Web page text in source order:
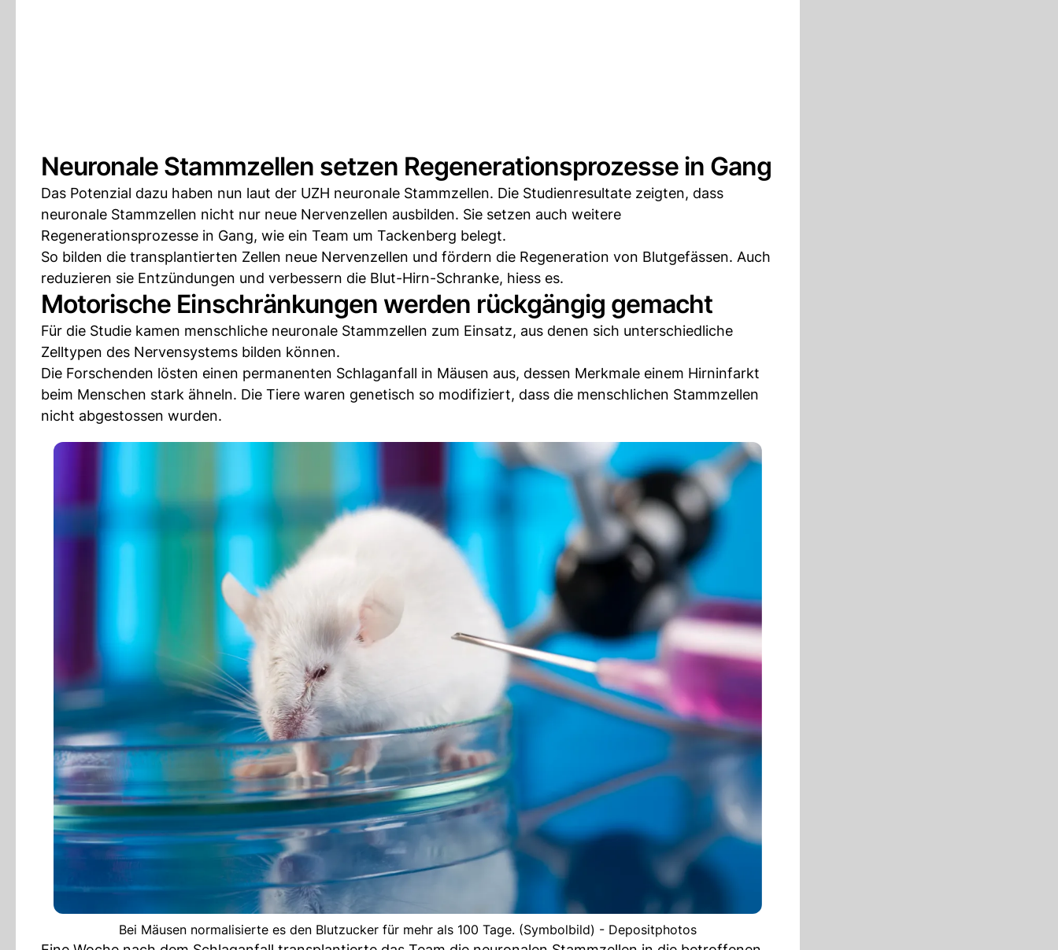
Neuronale Stammzellen setzen Regenerationsprozesse in Gang
Das Potenzial dazu haben nun laut der UZH neuronale Stammzellen. Die Studienresultate zeigten, dass
neuronale Stammzellen nicht nur neue Nervenzellen ausbilden. Sie setzen auch weitere
Regenerationsprozesse in Gang, wie ein Team um Tackenberg belegt.
So bilden die transplantierten Zellen neue Nervenzellen und fördern die Regeneration von Blutgefässen. Auch
reduzieren sie Entzündungen und verbessern die Blut-Hirn-Schranke, hiess es.
Motorische Einschränkungen werden rückgängig gemacht
Für die Studie kamen menschliche neuronale Stammzellen zum Einsatz, aus denen sich unterschiedliche
Zelltypen des Nervensystems bilden können.
Die Forschenden lösten einen permanenten Schlaganfall in Mäusen aus, dessen Merkmale einem Hirninfarkt
beim Menschen stark ähneln. Die Tiere waren genetisch so modifiziert, dass die menschlichen Stammzellen
nicht abgestossen wurden.
Bei Mäusen normalisierte es den Blutzucker für mehr als 100 Tage. (Symbolbild) - Depositphotos